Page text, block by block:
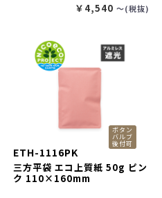
￥4,540 〜(税抜)
ボタン
バルブ
後付可
ETH-1116PK
三方平袋 エコ上質紙 50g ピン
ク 110×160mm